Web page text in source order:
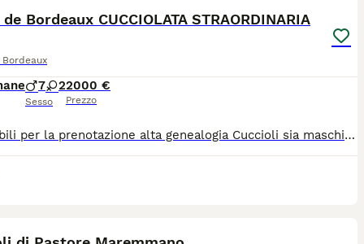
Bordeaux CUCCIOLATA STRAORDINARIA
Bordeaux
7 2
Sesso
2000 €
Prezzo
Disponibili per la prenotazione alta genealogia Cuccioli sia maschi che femmine di Dogue de Bordeaux nati il 02.06.2026. In allevamento riconosciuto ENCI/FCI. Verranno consegnati dopo i 65 gg compiuti, con vaccini, sverminazioni,microchip e pedigree . Per visite e prenotazioni 3476005061 Astenersi da facili entusiasmi!!!